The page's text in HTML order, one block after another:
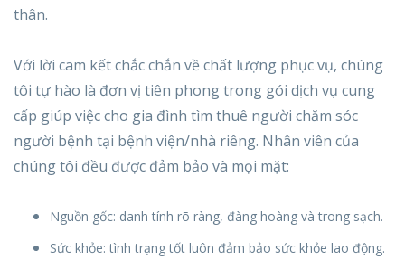
thân.
Với lời cam kết chắc chắn về chất lượng phục vụ, chúng
tôi tự hào là đơn vị tiên phong trong gói dịch vụ cung
cấp giúp việc cho gia đình tìm thuê người chăm sóc
người bệnh tại bệnh viện/nhà riêng. Nhân viên của
chúng tôi đều được đảm bảo và mọi mặt:
Nguồn gốc: danh tính rõ ràng, đàng hoàng và trong sạch.
Sức khỏe: tình trạng tốt luôn đảm bảo sức khỏe lao động.